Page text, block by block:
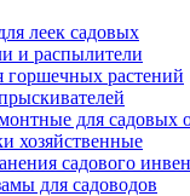
леек садовых
и распылители
горшечных растений
для садовых
хозяйственные
садового
для садоводов